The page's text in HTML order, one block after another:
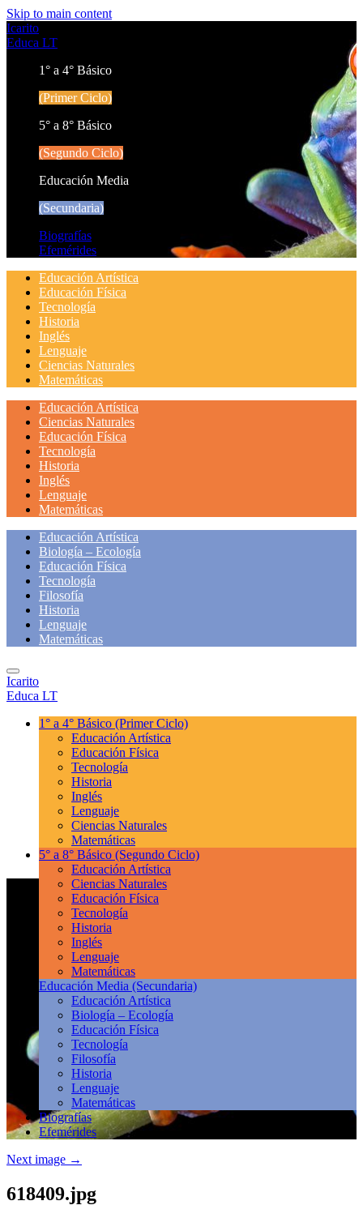
Skip to main content
Icarito
Educa LT
1° a 4° Básico
(Primer Ciclo)
5° a 8° Básico
(Segundo Ciclo)
Educación Media
(Secundaria)
Biografías
Efemérides
Educación Artística
Educación Física
Tecnología
Historia
Inglés
Lenguaje
Ciencias Naturales
Matemáticas
Educación Artística
Ciencias Naturales
Educación Física
Tecnología
Historia
Inglés
Lenguaje
Matemáticas
Educación Artística
Biología – Ecología
Educación Física
Tecnología
Filosofía
Historia
Lenguaje
Matemáticas
Icarito
Educa LT
1° a 4° Básico (Primer Ciclo)
Educación Artística
Educación Física
Tecnología
Historia
Inglés
Lenguaje
Ciencias Naturales
Matemáticas
5° a 8° Básico (Segundo Ciclo)
Educación Artística
Ciencias Naturales
Educación Física
Tecnología
Historia
Inglés
Lenguaje
Matemáticas
Educación Media (Secundaria)
Educación Artística
Biología – Ecología
Educación Física
Tecnología
Filosofía
Historia
Lenguaje
Matemáticas
Biografías
Efemérides
Next image →
618409.jpg